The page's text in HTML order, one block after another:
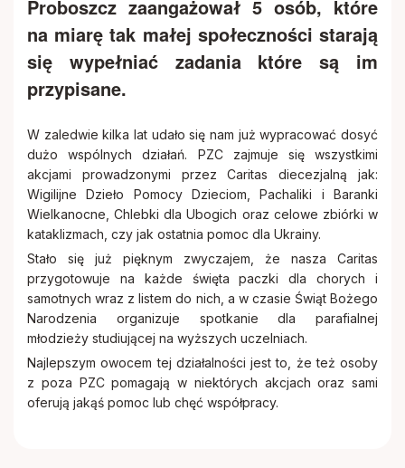
Proboszcz zaangażował 5 osób, które
na miarę tak małej społeczności starają
się wypełniać zadania które są im
przypisane.
W zaledwie kilka lat udało się nam już wypracować dosyć
dużo wspólnych działań. PZC zajmuje się wszystkimi
akcjami prowadzonymi przez Caritas diecezjalną jak:
Wigilijne Dzieło Pomocy Dzieciom, Pachaliki i Baranki
Wielkanocne, Chlebki dla Ubogich oraz celowe zbiórki w
kataklizmach, czy jak ostatnia pomoc dla Ukrainy.
Stało się już pięknym zwyczajem, że nasza Caritas
przygotowuje na każde święta paczki dla chorych i
samotnych wraz z listem do nich, a w czasie Świąt Bożego
Narodzenia organizuje spotkanie dla parafialnej
młodzieży studiującej na wyższych uczelniach.
Najlepszym owocem tej działalności jest to, że też osoby
z poza PZC pomagają w niektórych akcjach oraz sami
oferują jakąś pomoc lub chęć współpracy.